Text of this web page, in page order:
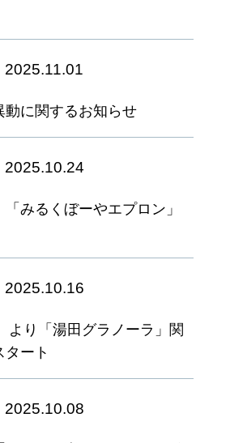
2025.11.01
動に関するお知らせ
2025.10.24
みるくぼーやエプロン」
2025.10.16
より「湯田グラノーラ」関
ート
2025.10.08